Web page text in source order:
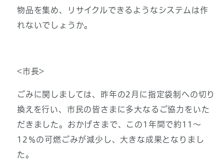
物品を集め、リサイクルできるようなシステムは作
れないでしょうか。
<市長>
ごみに関しましては、昨年の2月に指定袋制への切り
換えを行い、市民の皆さまに多大なるご協力をいた
だきました。おかげさまで、この1年間で約11～
12％の可燃ごみが減少し、大きな成果となりまし
た。